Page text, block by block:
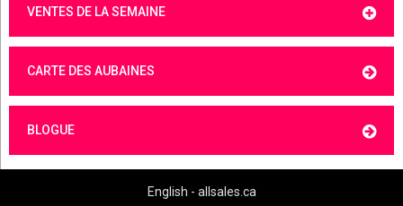
VENTES DE LA SEMAINE
CARTE DES AUBAINES
BLOGUE
English - allsales.ca